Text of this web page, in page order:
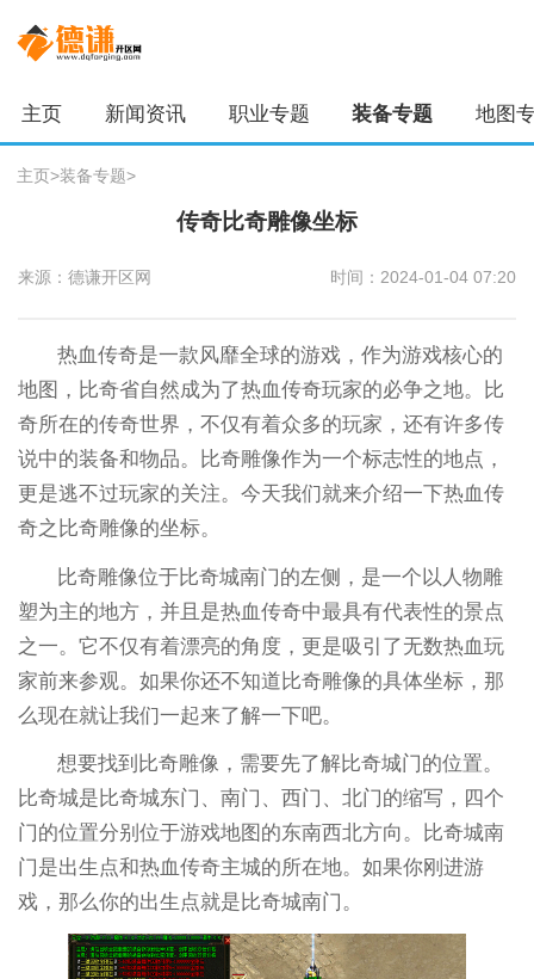
主页 新闻资讯 职业专题 装备专题 地图
主页>装备专题>
传奇比奇雕像坐标
来源：德谦开区网 时间：2024-01-04 07:20
热血传奇是一款风靡全球的游戏，作为游戏核心的
地图，比奇省自然成为了热血传奇玩家的必争之地。比
奇所在的传奇世界，不仅有着众多的玩家，还有许多传
说中的装备和物品。比奇雕像作为一个标志性的地点，
更是逃不过玩家的关注。今天我们就来介绍一下热血传
奇之比奇雕像的坐标。
比奇雕像位于比奇城南门的左侧，是一个以人物雕
塑为主的地方，并且是热血传奇中最具有代表性的景点
之一。它不仅有着漂亮的角度，更是吸引了无数热血玩
家前来参观。如果你还不知道比奇雕像的具体坐标，那
么现在就让我们一起来了解一下吧。
想要找到比奇雕像，需要先了解比奇城门的位置。
比奇城是比奇城东门、南门、西门、北门的缩写，四个
门的位置分别位于游戏地图的东南西北方向。比奇城南
门是出生点和热血传奇主城的所在地。如果你刚进游
戏，那么你的出生点就是比奇城南门。